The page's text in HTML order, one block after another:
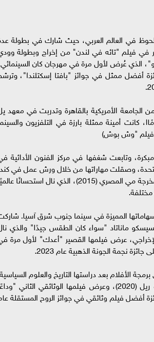
في العالم العربي، حيث شارك في بطولة
في فيلم "تائه في لندن" من إخراج وبطولة
الذي عُرض لأول مرة في مهرجان كان
أفضل ممثل في جوائز "بافتا إسكتلندا"،
الأمريكية بالقاهرة وتدربت في معهد
في نيويورك، وفي مسرح موسكو الفني. على مدار 14 عامًاا، كانت أمينة ممثلة بارزة في التلفزيون
وفيلم "وش بوش)
وتابعت شغفها في مركز الفنون الأدائية
وصقلت مهاراتها من خلال ورش عمل في
ومصر. ظهرت ركين لأول مرة في السينما من خلال فيلم "3000 ليلة" للمخرجة مي المصري (2015)، الذي نال استحسانًا
المميزة في سينما جنوب شرق آسيا.
ماناتاد "سواء كان الطقس جيدًا" والذي
عرض فيلمها القصير "أعدك" لأول مرة
نجمة الجونة الذهبية عام 2023.
الأفلام بعد دراستها التاريخ والعلوم
عُرض فيلمها الوثائقي الروائي الأول "جزائرهم" في مهرجان فيزيون دو ريل (2020)، وعرض فيلمها الوثائقي الثاني
في جوائز الأوسكار عام 2024، وترشح لجائزة أفضل فيلم وثائقي في جوائز الروح المستقلة